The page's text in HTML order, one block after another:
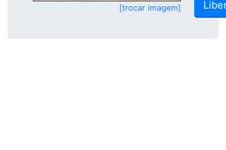
[trocar imagem]